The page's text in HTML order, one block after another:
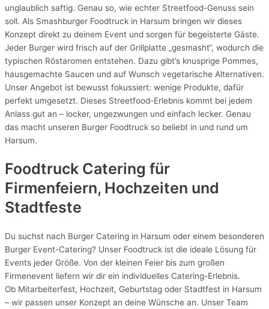
unglaublich saftig. Genau so, wie echter Streetfood-Genuss sein
soll. Als Smashburger Foodtruck in Harsum bringen wir dieses
Konzept direkt zu deinem Event und sorgen für begeisterte Gäste.
Jeder Burger wird frisch auf der Grillplatte „gesmasht“, wodurch die
typischen Röstaromen entstehen. Dazu gibt’s knusprige Pommes,
hausgemachte Saucen und auf Wunsch vegetarische Alternativen.
Unser Angebot ist bewusst fokussiert: wenige Produkte, dafür
perfekt umgesetzt. Dieses Streetfood-Erlebnis kommt bei jedem
Anlass gut an – locker, ungezwungen und einfach lecker. Genau
das macht unseren Burger Foodtruck so beliebt in und rund um
Harsum.
Foodtruck Catering für
Firmenfeiern, Hochzeiten und
Stadtfeste
Du suchst nach Burger Catering in Harsum oder einem besonderen
Burger Event-Catering? Unser Foodtruck ist die ideale Lösung für
Events jeder Größe. Von der kleinen Feier bis zum großen
Firmenevent liefern wir dir ein individuelles Catering-Erlebnis.
Ob Mitarbeiterfest, Hochzeit, Geburtstag oder Stadtfest in Harsum
– wir passen unser Konzept an deine Wünsche an. Unser Team